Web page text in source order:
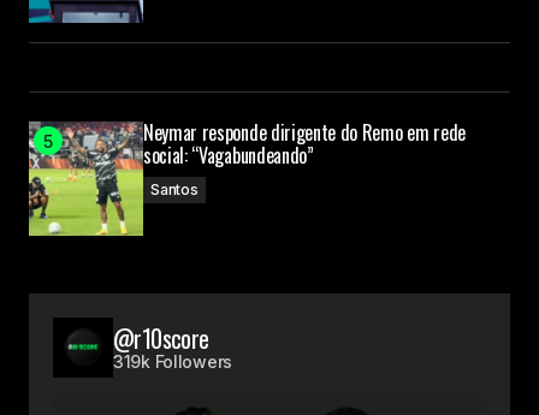
Neymar responde dirigente do Remo em rede
social: “Vagabundeando”
Santos
@r10score
319k Followers